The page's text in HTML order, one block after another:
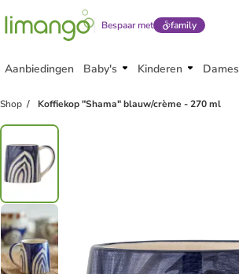
Bespaar met family
Aanbiedingen Baby's Kinderen Dames
Shop Koffiekop "Shama" blauw/crème - 270 ml